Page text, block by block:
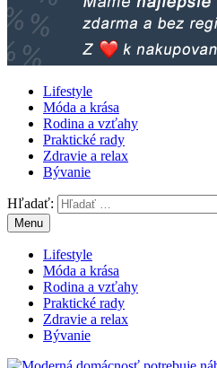
Lifestyle
Móda a krása
Rodina a vzťahy
Praktické rady
Zdravie a relax
Bývanie
Hľadať:
Menu
Lifestyle
Móda a krása
Rodina a vzťahy
Praktické rady
Zdravie a relax
Bývanie